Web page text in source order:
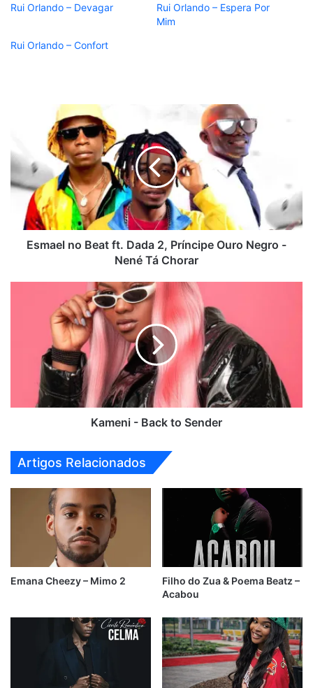
Rui Orlando – Devagar
Rui Orlando – Espera Por
Mim
Rui Orlando – Confort
ft.
Dada
2,
Príncipe
Ouro
Negro
Esmael no Beat ft. Dada 2, Príncipe Ouro Negro -
Nené Tá Chorar
Kameni - Back to Sender
Artigos Relacionados
Emana Cheezy – Mimo 2
Filho do Zua & Poema Beatz –
Acabou